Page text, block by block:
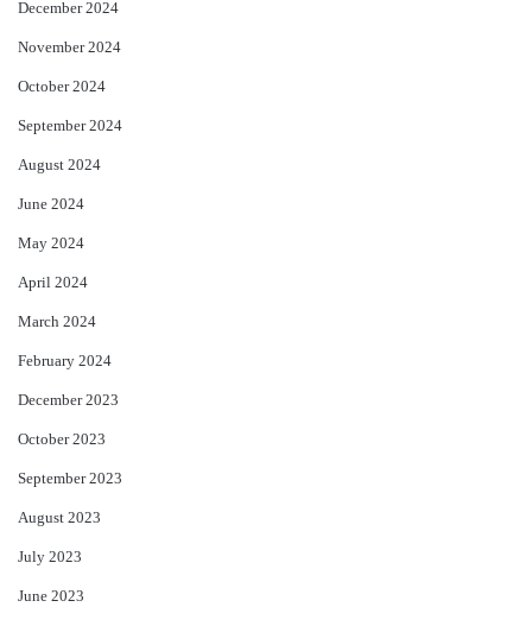
December 2024
November 2024
October 2024
September 2024
August 2024
June 2024
May 2024
April 2024
March 2024
February 2024
December 2023
October 2023
September 2023
August 2023
July 2023
June 2023